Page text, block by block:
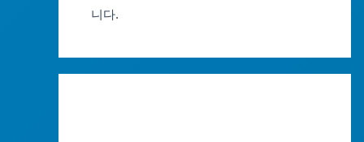
강원도
광주축제 일정
니다.